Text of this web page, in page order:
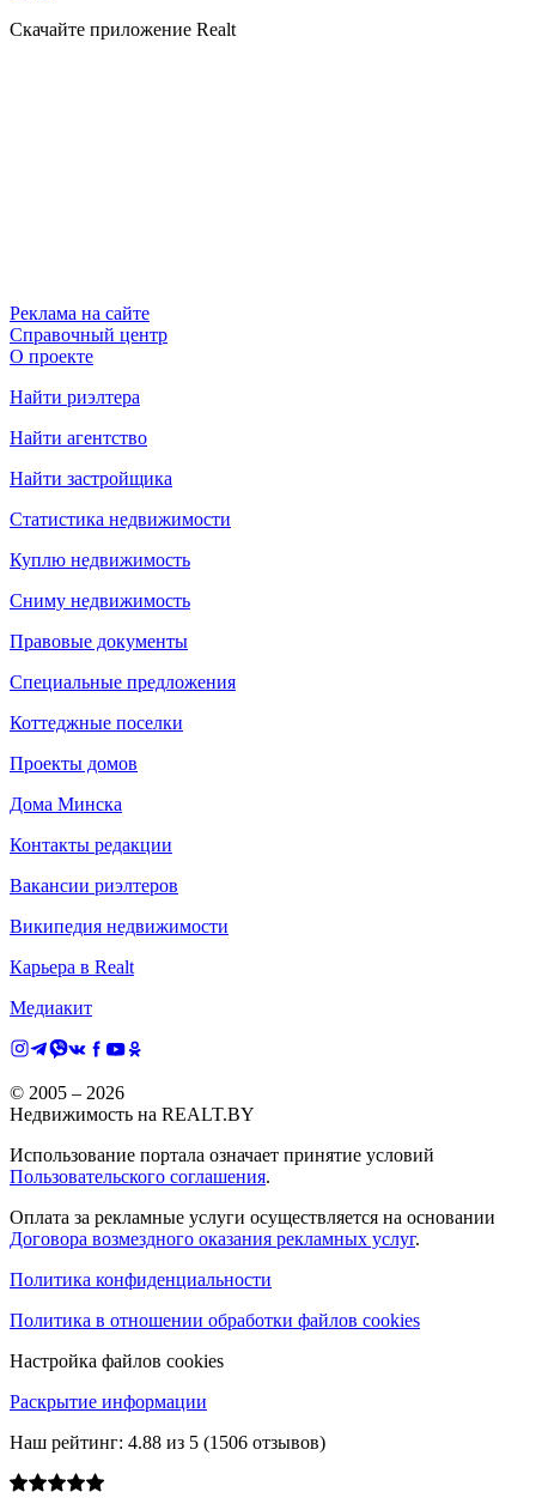
Скачайте приложение Realt
Реклама на сайте
Справочный центр
О проекте
Найти риэлтера
Найти агентство
Найти застройщика
Статистика недвижимости
Куплю недвижимость
Сниму недвижимость
Правовые документы
Специальные предложения
Коттеджные поселки
Проекты домов
Дома Минска
Контакты редакции
Вакансии риэлтеров
Википедия недвижимости
Карьера в Realt
Медиакит
© 2005 – 2026
Недвижимость на REALT.BY
Использование портала означает принятие условий
Пользовательского соглашения.
Оплата за рекламные услуги осуществляется на основании
Договора возмездного оказания рекламных услуг.
Политика конфиденциальности
Политика в отношении обработки файлов cookies
Настройка файлов cookies
Раскрытие информации
Наш рейтинг: 4.88 из 5 (1506 отзывов)